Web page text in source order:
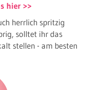
hier >>
herrlich spritzig
solltet ihr das
stellen - am besten